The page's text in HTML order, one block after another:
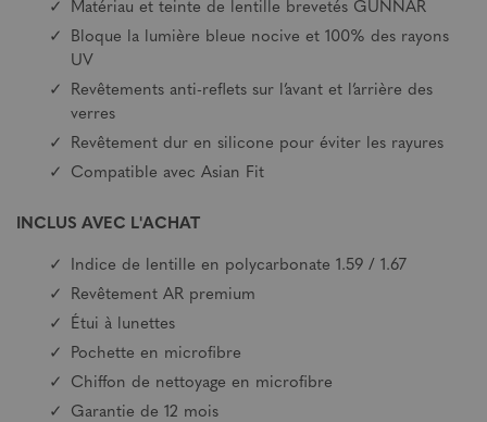
Matériau et teinte de lentille brevetés GUNNAR
Bloque la lumière bleue nocive et 100% des rayons
UV
Revêtements anti-reflets sur l’avant et l’arrière des
verres
Revêtement dur en silicone pour éviter les rayures
Compatible avec Asian Fit
INCLUS AVEC L'ACHAT
Indice de lentille en polycarbonate 1.59 / 1.67
Revêtement AR premium
Étui à lunettes
Pochette en microfibre
Chiffon de nettoyage en microfibre
Garantie de 12 mois